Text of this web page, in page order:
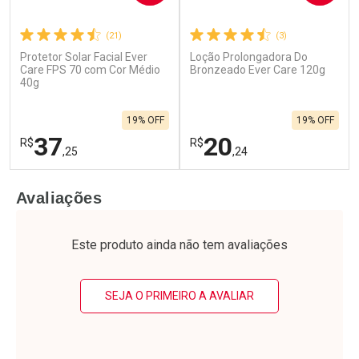
Ativar Desconto
Comprar sem Desconto
Comprar sem Desconto
Ativar Desconto
Comprar sem Desconto
(21)
Protetor Solar Facial Ever
Care FPS 70 com Cor Médio
40g
R$37,25
19% OFF
Laboratório
Por Menos
(3)
Loção Prolongadora Do
Bronzeado Ever Care 120g
R$20,24
19% OFF
Laboratório
Por Menos
Avaliações
Este produto ainda não tem avaliações
SEJA O PRIMEIRO A AVALIAR